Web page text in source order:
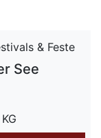
& Feste
See